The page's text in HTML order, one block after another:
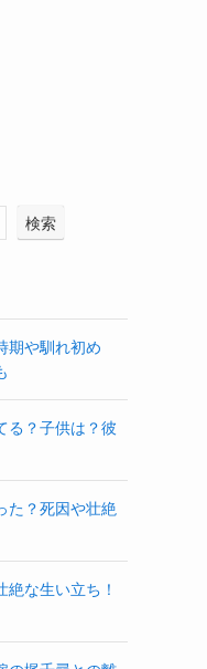
検索
期や馴れ初め
る？子供は？彼
た？死因や壮絶
な生い立ち！